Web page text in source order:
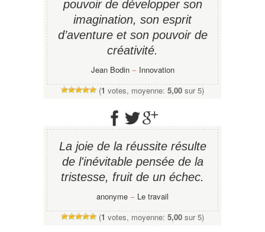
pouvoir de développer son
imagination, son esprit
d’aventure et son pouvoir de
créativité.
Jean Bodin− Innovation
(1 votes, moyenne: 5,00 sur 5)
La joie de la réussite résulte
de l'inévitable pensée de la
tristesse, fruit de un échec.
anonyme − Le travail
(1 votes, moyenne: 5,00 sur 5)